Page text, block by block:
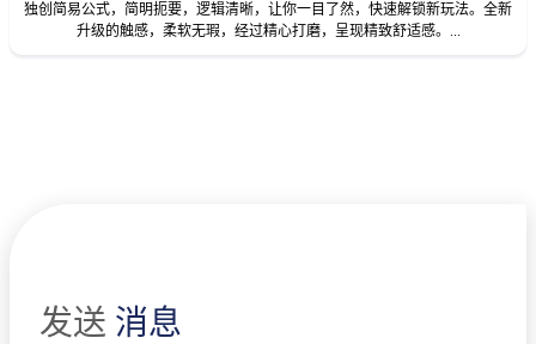
独创简易公式，简明扼要，逻辑清晰，让你一目了然，快速解锁新玩法。全新
升级的触感，柔软无瑕，经过精心打磨，呈现精致舒适感。...
发送 消息